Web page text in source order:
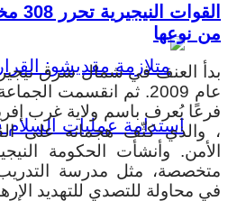
من نوعها
بدأ العنف في شمال شرق
عام 2009. ثم انقسمت
فرعًا يُعرف باسم ولاية غرب
، والذي كثّف هجماته على
الأمن. وأنشأت الحكومة
متخصصة، مثل مدرسة
في محاولة للتصدي للتهديد